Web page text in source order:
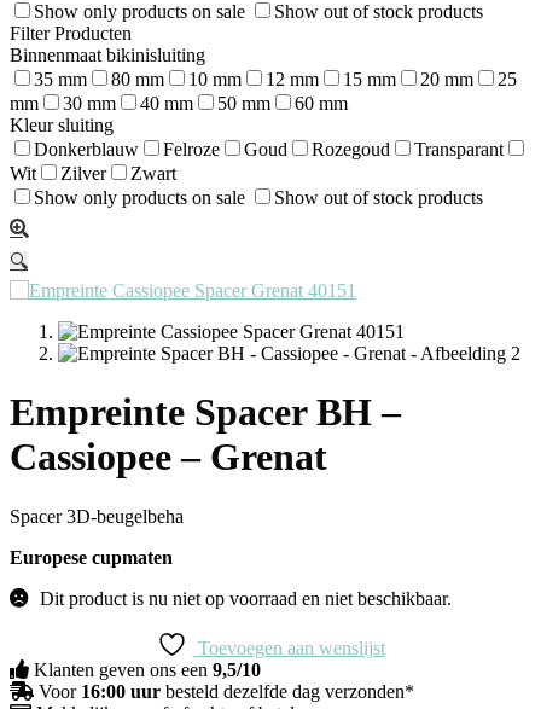
Show only products on sale
Show out of stock products
Filter Producten
Binnenmaat bikinisluiting
35 mm
80 mm 10 mm 12 mm 15 mm 20 mm
25
mm
30 mm 40 mm 50 mm
60 mm
Kleur sluiting
Donkerblauw
Felroze Goud Rozegoud
Transparant
Wit
Zilver
Zwart
Show only products on sale
Show out of stock products
🔍
Empreinte Spacer BH –
Cassiopee – Grenat
Spacer 3D-beugelbeha
Europese cupmaten
Dit product is nu niet op voorraad en niet beschikbaar.
Toevoegen aan wenslijst
Klanten geven ons een 9,5/10
Voor 16:00 uur besteld dezelfde dag verzonden*